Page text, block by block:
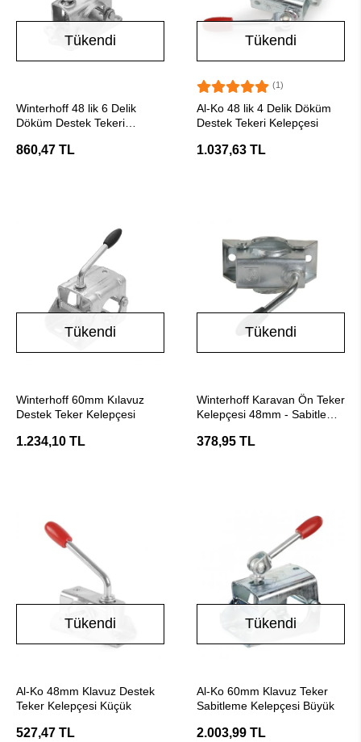
Tükendi
Winterhoff 48 lik 6 Delik
Döküm Destek Tekeri
860,47 TL
Tükendi
(1)
Al-Ko 48 lik 4 Delik Döküm
Destek Tekeri Kelepçesi
1.037,63 TL
Tükendi
Winterhoff 60mm Kılavuz
Destek Teker Kelepçesi
1.234,10 TL
Tükendi
Winterhoff Karavan Ön Teker
Kelepçesi 48mm - Sabitleme
378,95 TL
Tükendi
Al-Ko 48mm Klavuz Destek
Teker Kelepçesi Küçük
527,47 TL
Tükendi
Al-Ko 60mm Klavuz Teker
Sabitleme Kelepçesi Büyük
2.003,99 TL